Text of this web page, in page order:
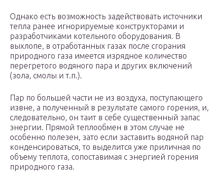
Однако есть возможность задействовать источники
тепла ранее игнорируемые конструкторами и
разработчиками котельного оборудования. В
выхлопе, в отработанных газах после сгорания
природного газа имеется изрядное количество
перегретого водяного пара и других включений
(зола, смолы и т.п.).
Пар по большей части не из воздуха, поступающего
извне, а полученный в результате самого горения, и,
следовательно, он таит в себе существенный запас
энергии. Прямой теплообмен в этом случае не
особенно полезен, зато если заставить водяной пар
конденсироваться, то выделится уже приличная по
объему теплота, сопоставимая с энергией горения
природного газа.